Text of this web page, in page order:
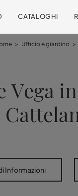
CATALOGHI
> Ufficio e giardino >
Vega
Informazioni